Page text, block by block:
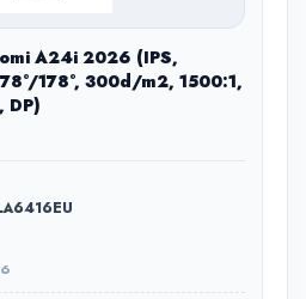
A24i 2026 (IPS,
178°, 300d/m2, 1500:1,
DP)